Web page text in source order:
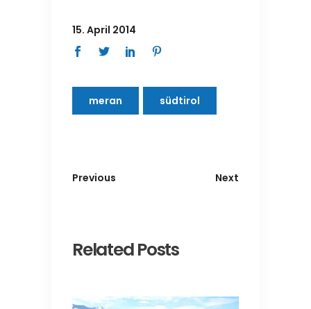
15. April 2014
meran südtirol
Previous Next
Related Posts